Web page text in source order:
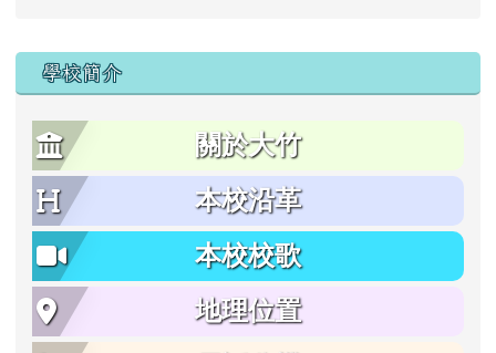
學校簡介
關於大竹
本校沿革
本校校歌
地理位置